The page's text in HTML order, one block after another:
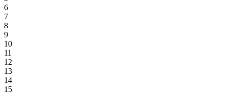
6
7
8
9
10
11
12
13
14
15